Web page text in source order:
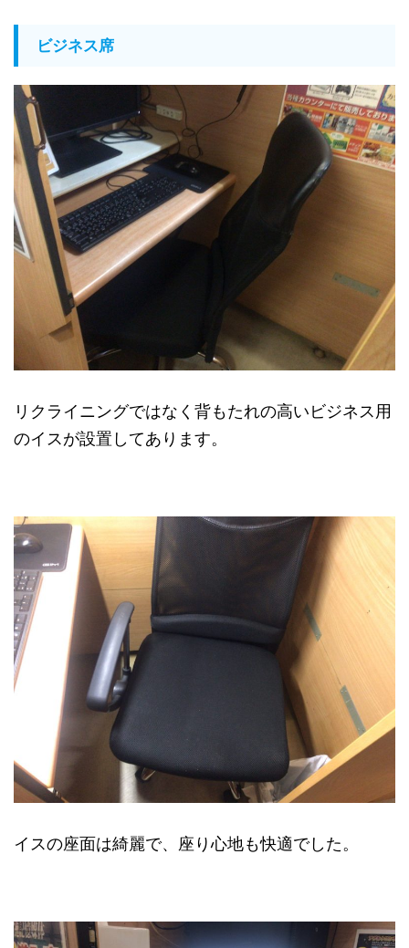
ビジネス席
リクライニングではなく背もたれの高いビジネス用
のイスが設置してあります。
イスの座面は綺麗で、座り心地も快適でした。